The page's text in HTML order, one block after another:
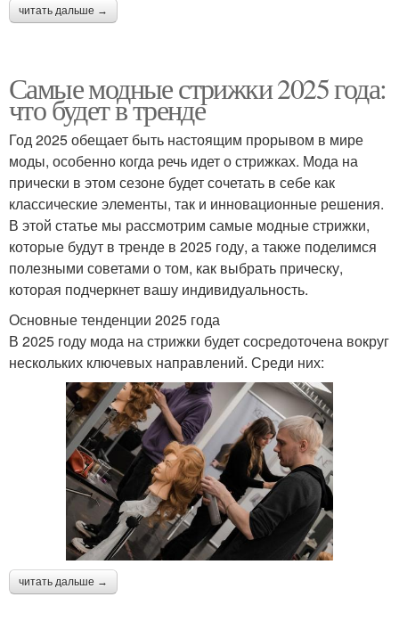
читать дальше →
Самые модные стрижки 2025 года:
что будет в тренде
Год 2025 обещает быть настоящим прорывом в мире
моды, особенно когда речь идет о стрижках. Мода на
прически в этом сезоне будет сочетать в себе как
классические элементы, так и инновационные решения.
В этой статье мы рассмотрим самые модные стрижки,
которые будут в тренде в 2025 году, а также поделимся
полезными советами о том, как выбрать прическу,
которая подчеркнет вашу индивидуальность.
Основные тенденции 2025 года
В 2025 году мода на стрижки будет сосредоточена вокруг
нескольких ключевых направлений. Среди них:
читать дальше →